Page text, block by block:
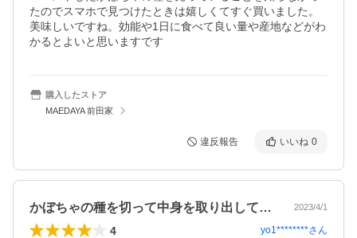
たのでスマホで見つけたときは嬉しくてすぐ買いました。
美味しいですね。効能や1日に食べて良い量や産地などがわ
かるとよいと思いますです
購入したストア
MAEDAYA 前田家
違反報告 いいね 0
かぼちゃの種を切って中身を取り出してロ… 2023/4/1
4 yo1********さん